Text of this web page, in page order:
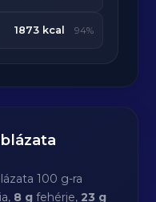
1873 kcal 94%
100 g-ra
8 g fehérje,23 g